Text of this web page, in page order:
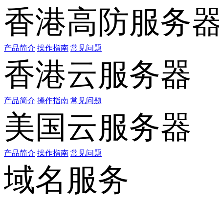
香港高防服务
产品简介 操作指南 常见问题
香港云服务器
产品简介 操作指南 常见问题
美国云服务器
产品简介 操作指南 常见问题
域名服务